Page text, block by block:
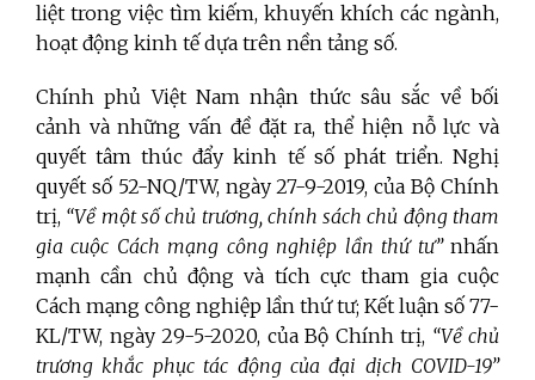
liệt trong việc tìm kiếm, khuyến khích các ngành,
hoạt động kinh tế dựa trên nền tảng số.
Chính phủ Việt Nam nhận thức sâu sắc về bối
cảnh và những vấn đề đặt ra, thể hiện nỗ lực và
quyết tâm thúc đẩy kinh tế số phát triển. Nghị
quyết số 52-NQ/TW, ngày 27-9-2019, của Bộ Chính
trị, “Về một số chủ trương, chính sách chủ động tham
gia cuộc Cách mạng công nghiệp lần thứ tư”nhấn
mạnh cần chủ động và tích cực tham gia cuộc
Cách mạng công nghiệp lần thứ tư; Kết luận số 77-
KL/TW, ngày 29-5-2020, của Bộ Chính trị, “Về chủ
trương khắc phục tác động của đại dịch COVID-19”